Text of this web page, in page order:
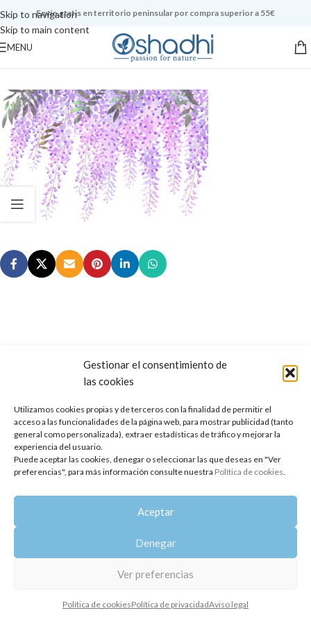
Gestionar el consentimiento de
las cookies
Utilizamos cookies propias y de terceros con la finalidad de permitir el
acceso a las funcionalidades de la página web, para mostrar publicidad (tanto
general como personalizada), extraer estadísticas de tráfico y mejorar la
experiencia del usuario.
Puede aceptar las cookies, denegar o seleccionar las que deseas en "Ver
preferencias", para más información consulte nuestra Política de cookies.
Aceptar
Denegar
Ver preferencias
Política de cookiesPolítica de privacidadAviso legal
Skip to navigation
Skip to main content
Envío gratis en territorio peninsular por compra superior a 55€
MENU
Copyright 2014-2025
Política de privacidad Aviso legal | Política de cookies